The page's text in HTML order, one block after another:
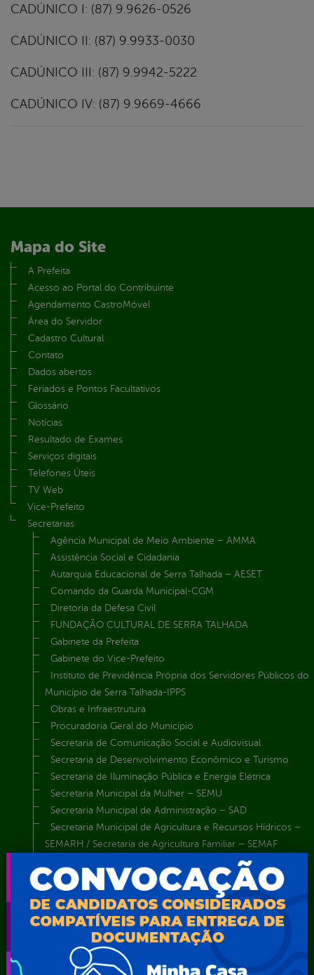
CADÚNICO I: (87) 9.9626-0526
CADÚNICO II: (87) 9.9933-0030
CADÚNICO III: (87) 9.9942-5222
CADÚNICO IV: (87) 9.9669-4666
Mapa do Site
A Prefeita
Acesso ao Portal do Contribuinte
Agendamento CastroMóvel
Área do Servidor
Cadastro Cultural
Contato
Dados abertos
Feriados e Pontos Facultativos
Glossário
Notícias
Resultado de Exames
Serviços digitais
Telefones Úteis
TV Web
Vice-Prefeito
Secretarias
Agência Municipal de Meio Ambiente – AMMA
Assistência Social e Cidadania
Autarquia Educacional de Serra Talhada – AESET
Comando da Guarda Municipal-CGM
Diretoria da Defesa Civil
FUNDAÇÃO CULTURAL DE SERRA TALHADA
Gabinete da Prefeita
Gabinete do Vice-Prefeito
Instituto de Previdência Própria dos Servidores Públicos do
Município de Serra Talhada-IPPS
Obras e Infraestrutura
Procuradoria Geral do Município
Secretaria de Comunicação Social e Audiovisual
Secretaria de Desenvolvimento Econômico e Turismo
Secretaria de Iluminação Pública e Energia Elétrica
Secretaria Municipal da Mulher – SEMU
Secretaria Municipal de Administração – SAD
Secretaria Municipal de Agricultura e Recursos Hídricos –
SEMARH / Secretaria de Agricultura Familiar – SEMAF
Secretaria Municipal de Esporte e Lazer – SEMEL
Secretaria Municipal de Finanças – SECFIN
Secretaria Municipal de Governo – SEGOV
Secretaria Municipal de Meio Ambiente – SEMA
Secretaria Municipal de Planejamento e Gestão – SEPLAG
Secretaria Municipal de Relações Institucionais – SEMRI